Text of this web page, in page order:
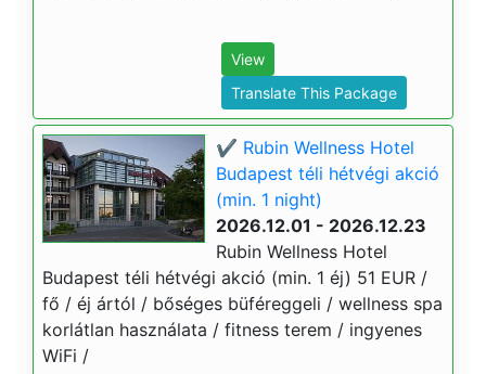
View
Translate This Package
✔️ Rubin Wellness Hotel
Budapest téli hétvégi akció
(min. 1 night)
2026.12.01 - 2026.12.23
Rubin Wellness Hotel
Budapest téli hétvégi akció (min. 1 éj) 51 EUR /
fő / éj ártól / bőséges büféreggeli / wellness spa
korlátlan használata / fitness terem / ingyenes
WiFi /